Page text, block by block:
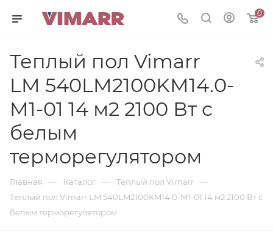
0
Теплый пол Vimarr
LM 540LM2100KM14.0-
M1-01 14 м2 2100 Вт с
белым
терморегулятором
Главная — Каталог — Теплый пол Vimarr —
Теплый пол Vimarr LM 540LM2100KM14.0-M1-01 14 м2 2100 Вт с
белым терморегулятором